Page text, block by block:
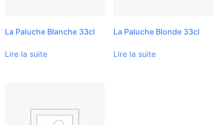
La Paluche Blanche 33cl
Lire la suite
La Paluche Blonde 33cl
Lire la suite